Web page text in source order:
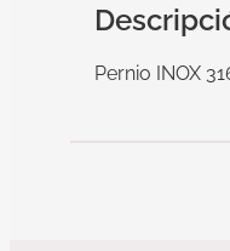
Pernio INOX